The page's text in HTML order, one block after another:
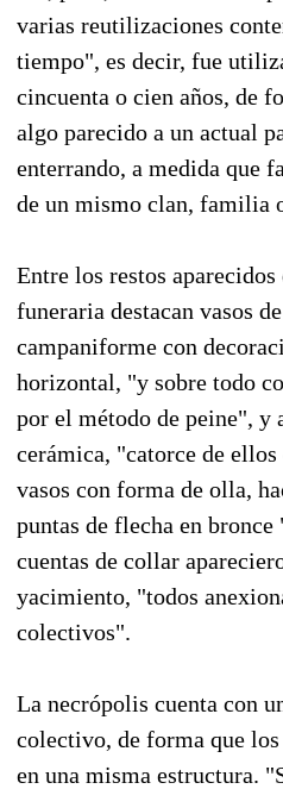
varias reutilizaciones
tiempo", es decir, fue
cincuenta o cien años, de
algo parecido a un actual
enterrando, a medida que
de un mismo clan, familia
Entre los restos
funeraria destacan vasos
campaniforme con
horizontal, "y sobre todo
por el método de peine", y
cerámica, "catorce de
vasos con forma de olla,
puntas de flecha en
cuentas de collar
yacimiento, "todos
colectivos".
La necrópolis cuenta con
colectivo, de forma que los
en una misma estructura.